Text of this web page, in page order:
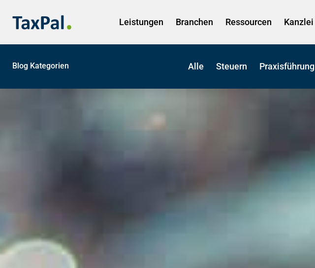
Leistungen Branchen Ressourcen Kanzlei
Blog Kategorien Alle Steuern Praxisführung